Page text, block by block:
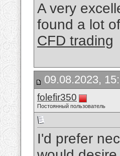
A very
found a lot
CFD trading
09.08.2023,
folefir350
Постоянный пользователь
I'd prefer